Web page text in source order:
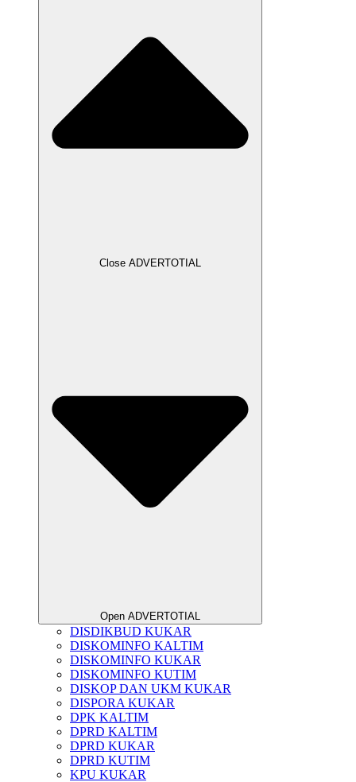
Close ADVERTOTIAL
Open ADVERTOTIAL
DISDIKBUD KUKAR
DISKOMINFO KALTIM
DISKOMINFO KUKAR
DISKOMINFO KUTIM
DISKOP DAN UKM KUKAR
DISPORA KUKAR
DPK KALTIM
DPRD KALTIM
DPRD KUKAR
DPRD KUTIM
KPU KUKAR